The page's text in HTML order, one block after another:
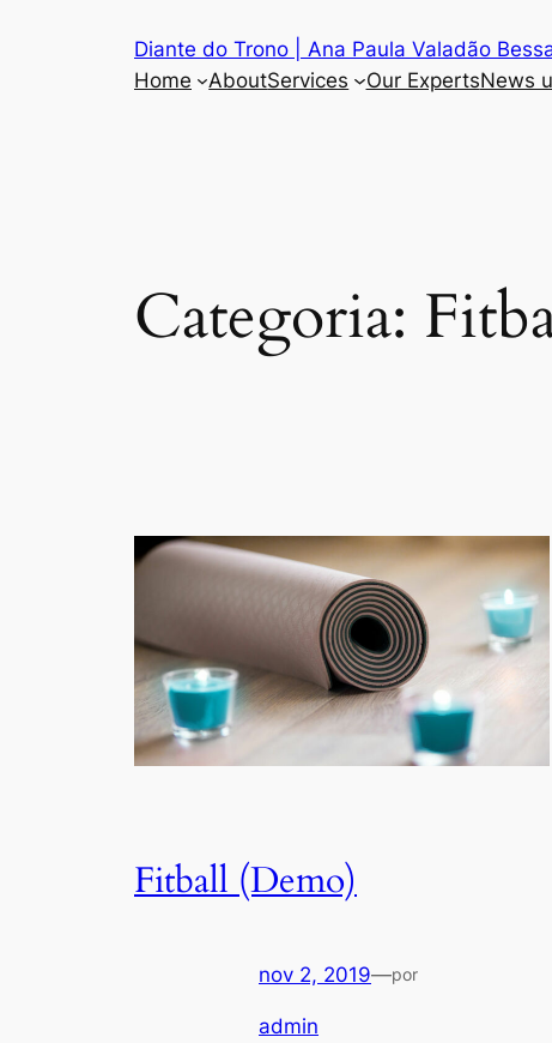
Diante do Trono | Ana Paula Valadão
Home
AboutServices Our ExpertsNews
Categoria:
Fitball (Demo)
nov 2, 2019—por
admin